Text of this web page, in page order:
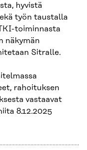
hyvistä
työn taustalla
toiminnasta
näkymän
Sitralle.
rahoituksen
vastaavat
8.12.2025